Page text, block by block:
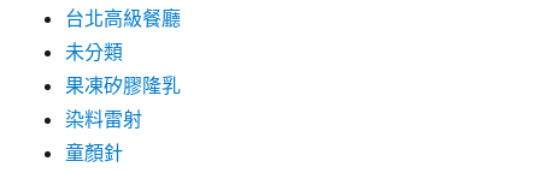
台北高級餐廳
未分類
果凍矽膠隆乳
染料雷射
童顏針